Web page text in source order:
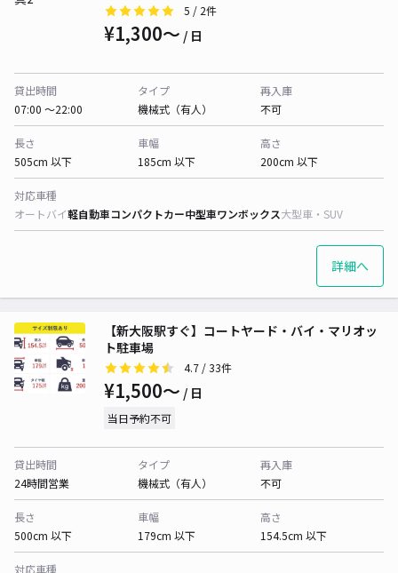
5 / 2件
¥1,300〜 / 日
貸出時間
07:00 〜22:00
タイプ
機械式（有人）
再入庫
不可
長さ
505cm 以下
車幅
185cm 以下
高さ
200cm 以下
対応車種
オートバイ軽自動車コンパクトカー中型車ワンボックス大型車・SUV
詳細へ
【新大阪駅すぐ】コートヤード・バイ・マリオッ
ト駐車場
4.7 / 33件
¥1,500〜 / 日
当日予約不可
貸出時間
24時間営業
タイプ
機械式（有人）
再入庫
不可
長さ
500cm 以下
車幅
179cm 以下
高さ
154.5cm 以下
対応車種